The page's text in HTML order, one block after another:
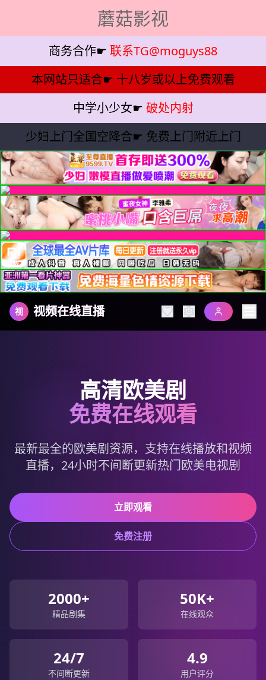
蘑菇影视
商务合作☛ 联系TG@moguys88
本网站只适合☛ 十八岁或以上免费观看
中学小少女☛ 破处内射
少妇上门全国空降合☛ 免费上门附近上门
视 视频在线直播
高清欧美剧
免费在线观看
最新最全的欧美剧资源，支持在线播放和视频
直播，24小时不间断更新热门欧美电视剧
立即观看
免费注册
2000+
精品剧集
50K+
在线观众
24/7
不间断更新
4.9
用户评分